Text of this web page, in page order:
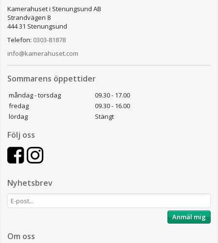
Kamerahuset i Stenungsund AB
Strandvägen 8
444 31 Stenungsund
Telefon: 0303-81878
info@kamerahuset.com
Sommarens öppettider
måndag - torsdag
09.30 - 17.00
fredag
09.30 - 16.00
lördag
Stängt
Följ oss
Nyhetsbrev
Anmäl mig
Om oss